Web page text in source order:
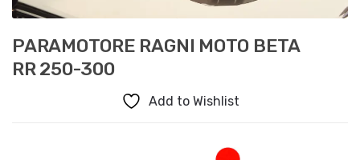
PARAMOTORE RAGNI MOTO BETA
RR 250-300
Add to Wishlist